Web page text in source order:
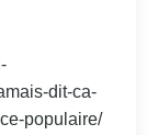
dit-ca-
populaire/